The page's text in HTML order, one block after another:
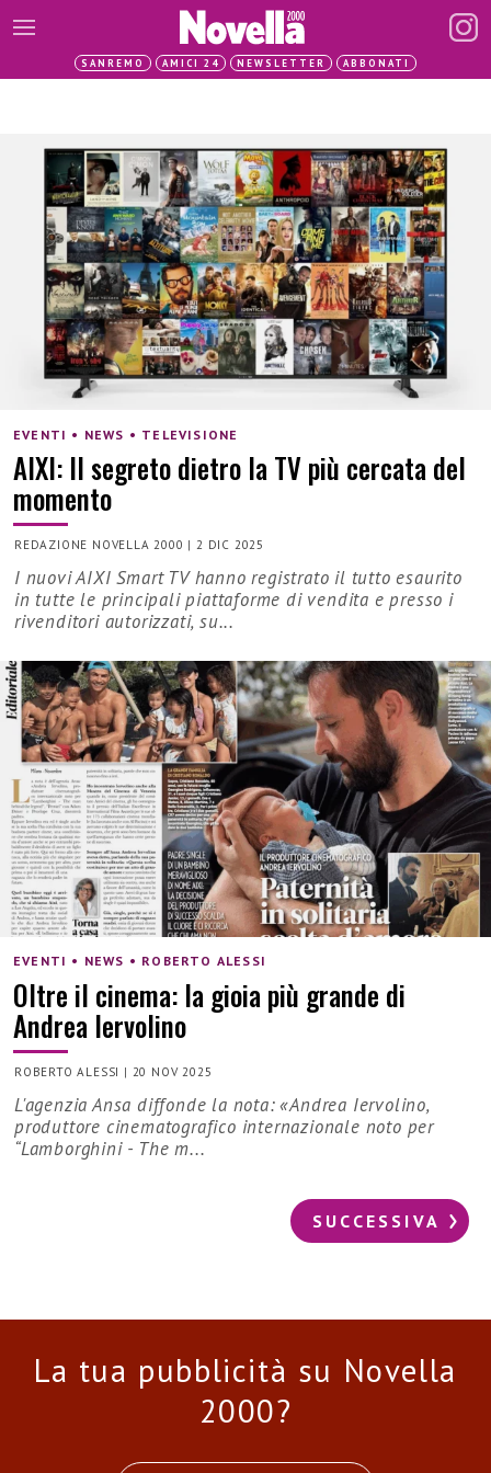
SANREMO AMICI 24 NEWSLETTER ABBONATI
EVENTI • NEWS • TELEVISIONE
AIXI: Il segreto dietro la TV più cercata del
momento
REDAZIONE NOVELLA 2000 |2 DIC 2025
I nuovi AIXI Smart TV hanno registrato il tutto esaurito
in tutte le principali piattaforme di vendita e presso i
rivenditori autorizzati, su...
EVENTI • NEWS • ROBERTO ALESSI
Oltre il cinema: la gioia più grande di
Andrea Iervolino
ROBERTO ALESSI | 20 NOV 2025
L'agenzia Ansa diffonde la nota: «Andrea Iervolino,
produttore cinematografico internazionale noto per
“Lamborghini - The m...
SUCCESSIVA
La tua pubblicità su Novella
2000?